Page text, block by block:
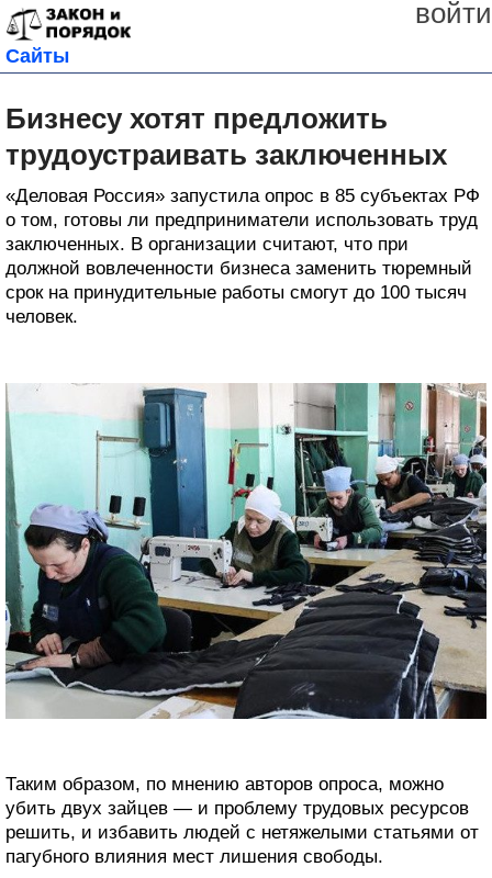
войти
Сайты
Бизнесу хотят предложить
трудоустраивать заключенных
«Деловая Россия» запустила опрос в 85 субъектах РФ
о том, готовы ли предприниматели использовать труд
заключенных. В организации считают, что при
должной вовлеченности бизнеса заменить тюремный
срок на принудительные работы смогут до 100 тысяч
человек.
Таким образом, по мнению авторов опроса, можно
убить двух зайцев — и проблему трудовых ресурсов
решить, и избавить людей с нетяжелыми статьями от
пагубного влияния мест лишения свободы.